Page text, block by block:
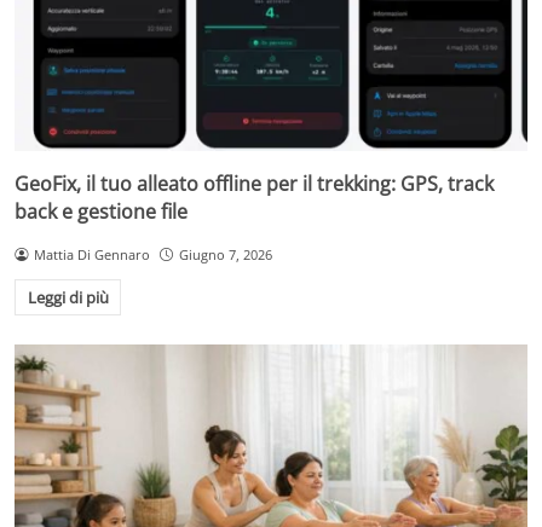
GeoFix, il tuo alleato offline per il trekking: GPS, track
back e gestione file
Mattia Di Gennaro Giugno 7, 2026
Leggi di più